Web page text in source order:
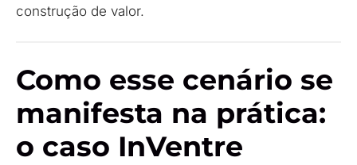
construção de valor.
Como esse cenário se
manifesta na prática:
o caso InVentre